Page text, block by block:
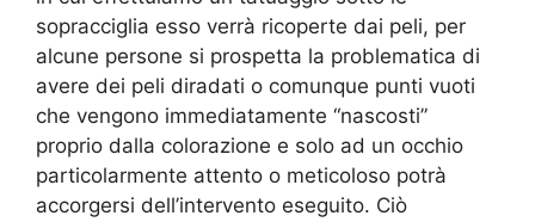
sopracciglia esso verrà ricoperte dai peli, per
alcune persone si prospetta la problematica di
avere dei peli diradati o comunque punti vuoti
che vengono immediatamente “nascosti”
proprio dalla colorazione e solo ad un occhio
particolarmente attento o meticoloso potrà
accorgersi dell’intervento eseguito. Ciò